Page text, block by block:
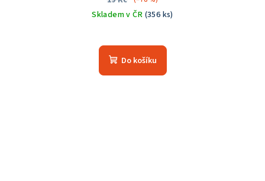
Skladem v ČR (356 ks)
hodnocení
produktu
Do košíku